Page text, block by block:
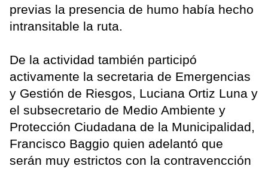
previas la presencia de humo había hecho
intransitable la ruta.
De la actividad también participó
activamente la secretaria de Emergencias
y Gestión de Riesgos, Luciana Ortiz Luna y
el subsecretario de Medio Ambiente y
Protección Ciudadana de la Municipalidad,
Francisco Baggio quien adelantó que
serán muy estrictos con la contravencción